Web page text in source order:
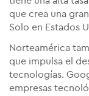
que crea una
Solo en Estados
Norteamérica
que impulsa el
tecnologías.
empresas